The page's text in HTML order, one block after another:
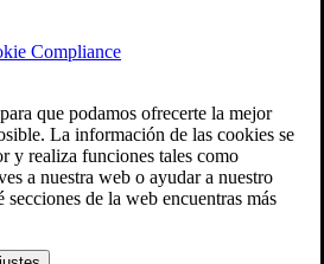
Compliance
que podamos ofrecerte la mejor
La información de las cookies se
y realiza funciones tales como
a nuestra web o ayudar a nuestro
de la web encuentras más